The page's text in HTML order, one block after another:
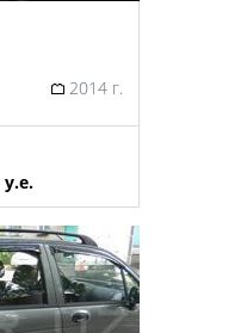
2014 г.
у.е.